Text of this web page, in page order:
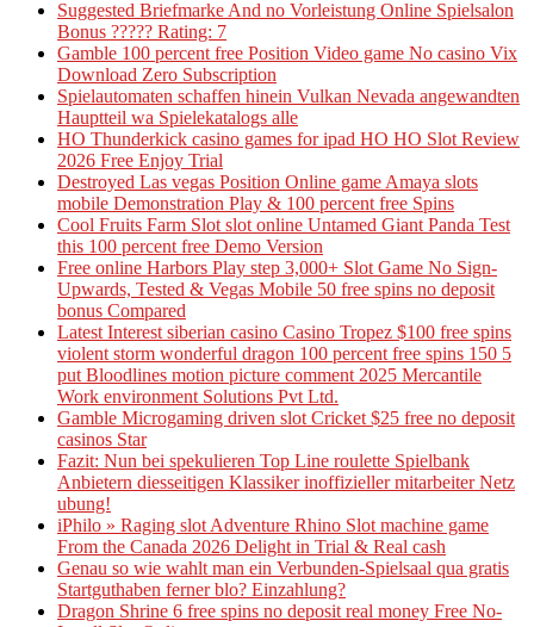
Suggested Briefmarke And no Vorleistung Online Spielsalon
Bonus ????? Rating: 7
Gamble 100 percent free Position Video game No casino Vix
Download Zero Subscription
Spielautomaten schaffen hinein Vulkan Nevada angewandten
Hauptteil wa Spielekatalogs alle
HO Thunderkick casino games for ipad HO HO Slot Review
2026 Free Enjoy Trial
Destroyed Las vegas Position Online game Amaya slots
mobile Demonstration Play & 100 percent free Spins
Cool Fruits Farm Slot slot online Untamed Giant Panda Test
this 100 percent free Demo Version
Free online Harbors Play step 3,000+ Slot Game No Sign-
Upwards, Tested & Vegas Mobile 50 free spins no deposit
bonus Compared
Latest Interest siberian casino Casino Tropez $100 free spins
violent storm wonderful dragon 100 percent free spins 150 5
put Bloodlines motion picture comment 2025 Mercantile
Work environment Solutions Pvt Ltd.
Gamble Microgaming driven slot Cricket $25 free no deposit
casinos Star
Fazit: Nun bei spekulieren Top Line roulette Spielbank
Anbietern diesseitigen Klassiker inoffizieller mitarbeiter Netz
ubung!
iPhilo » Raging slot Adventure Rhino Slot machine game
From the Canada 2026 Delight in Trial & Real cash
Genau so wie wahlt man ein Verbunden-Spielsaal qua gratis
Startguthaben ferner blo? Einzahlung?
Dragon Shrine 6 free spins no deposit real money Free No-